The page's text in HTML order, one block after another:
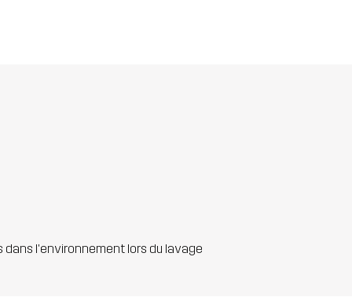
l'environnement lors du lavage